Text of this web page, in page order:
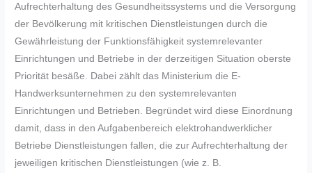
Aufrechterhaltung des Gesundheitssystems und die Versorgung
der Bevölkerung mit kritischen Dienstleistungen durch die
Gewährleistung der Funktionsfähigkeit systemrelevanter
Einrichtungen und Betriebe in der derzeitigen Situation oberste
Priorität besäße. Dabei zählt das Ministerium die E-
Handwerksunternehmen zu den systemrelevanten
Einrichtungen und Betrieben. Begründet wird diese Einordnung
damit, dass in den Aufgabenbereich elektrohandwerklicher
Betriebe Dienstleistungen fallen, die zur Aufrechterhaltung der
jeweiligen kritischen Dienstleistungen (wie z. B.